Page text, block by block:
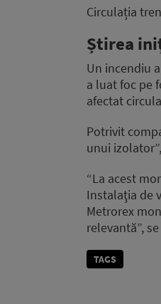
Circulația
Știrea
Un incendiu
a luat foc pe
afectat
Potrivit
unui
“La acest
Instalaţia de
Metrorex
relevantă”,
TAGS